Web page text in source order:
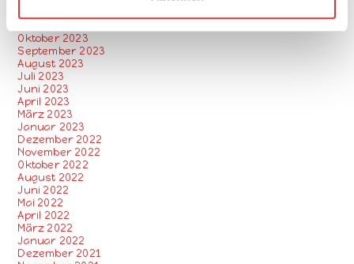
Oktober 2023
September 2023
August 2023
Juli 2023
Juni 2023
April 2023
März 2023
Januar 2023
Dezember 2022
November 2022
Oktober 2022
August 2022
Juni 2022
Mai 2022
April 2022
März 2022
Januar 2022
Dezember 2021